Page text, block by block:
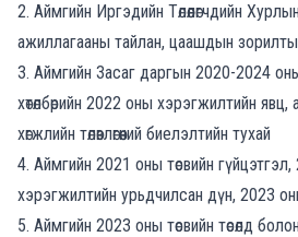
2. Аймгийн Иргэдийн Төлөөлөгчдийн
ажиллагааны тайлан, цаашдын
3. Аймгийн Засаг даргын 2020-2024
хөтөлбөрийн 2022 оны хэрэгжилтийн
хөгжлийн төлөвлөгөөний биелэлтийн тухай
4. Аймгийн 2021 оны төсвийн гүйцэтгэл,
хэрэгжилтийн урьдчилсан дүн, 2023 оны
5. Аймгийн 2023 оны төсвийн төсөлд